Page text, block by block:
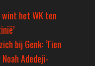
wint het WK ten
bij Genk: ‘Tien
Adedeji-